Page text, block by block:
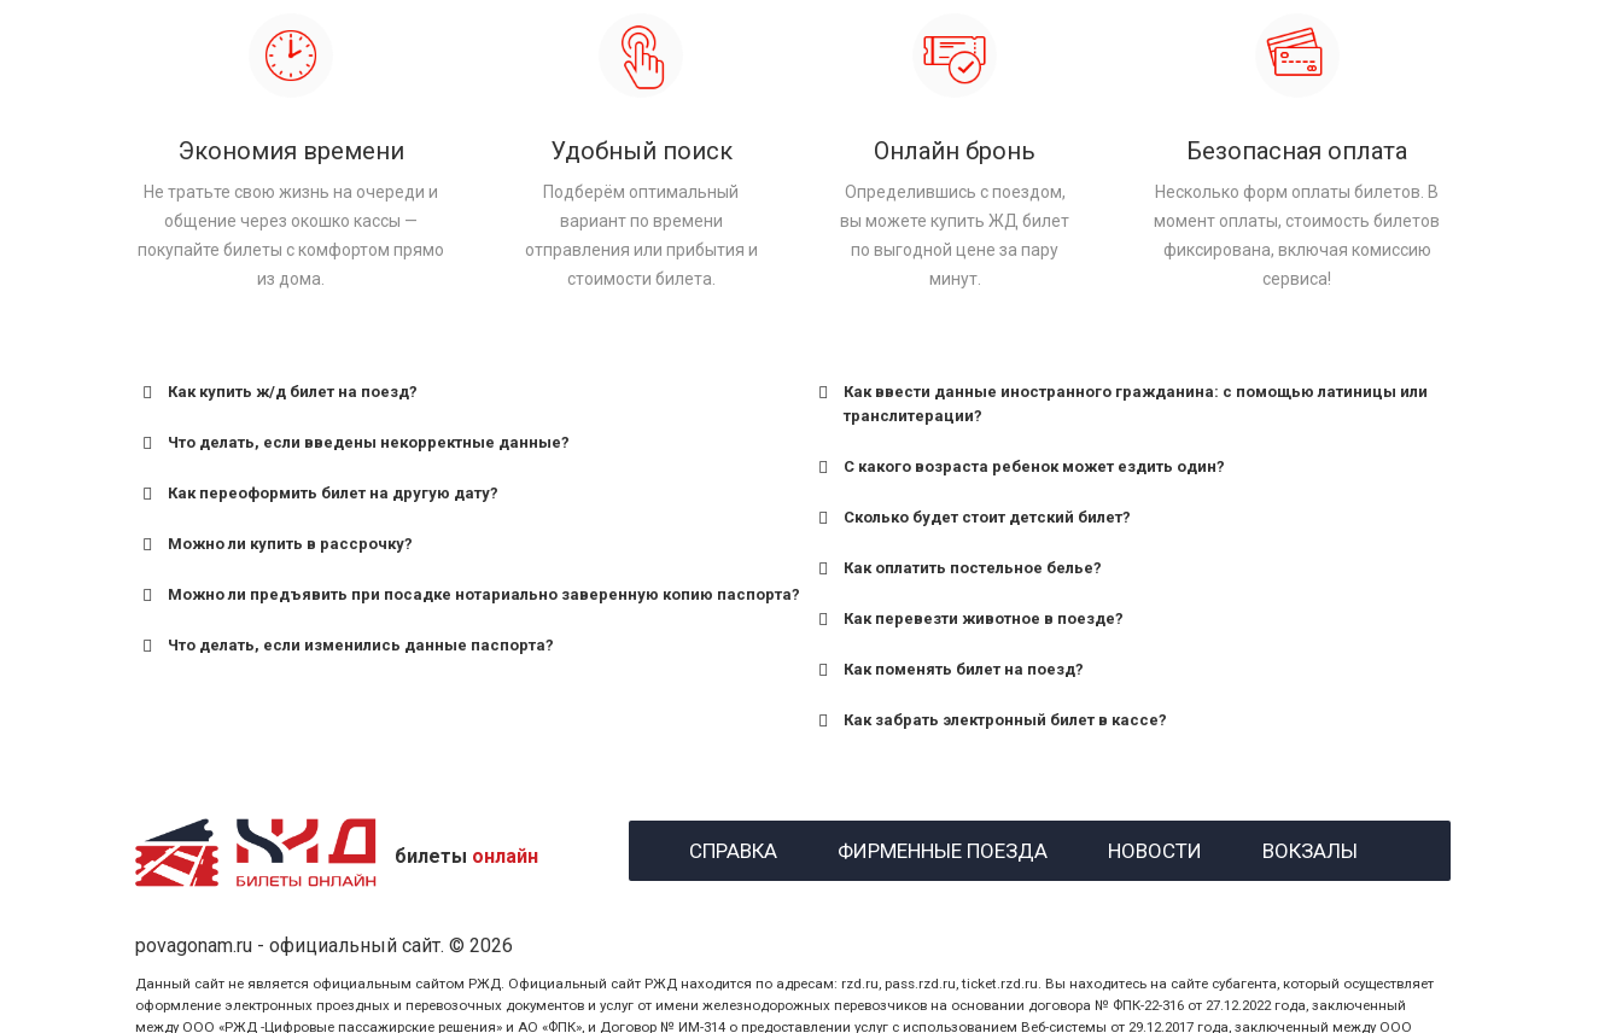
Экономия времени
Не тратьте свою жизнь на очереди и
общение через окошко кассы —
покупайте билеты с комфортом прямо
из дома.
Удобный поиск
Подберём оптимальный
вариант по времени
отправления или прибытия и
стоимости билета.
Онлайн бронь
Определившись с поездом,
вы можете купить ЖД билет
по выгодной цене за пару
минут.
Безопасная оплата
Несколько форм оплаты билетов. В
момент оплаты, стоимость билетов
фиксирована, включая комиссию
сервиса!
Как купить ж/д билет на поезд?
Что делать, если введены некорректные данные?
Как переоформить билет на другую дату?
Можно ли купить в рассрочку?
Можно ли предъявить при посадке нотариально заверенную копию паспорта?
Что делать, если изменились данные паспорта?
Как ввести данные иностранного гражданина: с помощью латиницы или
транслитерации?
С какого возраста ребенок может ездить один?
для поездов дальнего следования — от 10 лет и старше;
Сколько будет стоит детский билет?
Как оплатить постельное белье?
Как перевезти животное в поезде?
Как поменять билет на поезд?
Как забрать электронный билет в кассе?
назвав кассиру 14-значный номер заказа;
билеты онлайн СПРАВКА ФИРМЕННЫЕ ПОЕЗДА НОВОСТИ ВОКЗАЛЫ
povagonam.ru - официальный сайт. © 2026
Данный сайт не является официальным сайтом РЖД. Официальный сайт РЖД находится по адресам: rzd.ru, pass.rzd.ru, ticket.rzd.ru. Вы находитесь на сайте субагента, который осуществляет
оформление электронных проездных и перевозочных документов и услуг от имени железнодорожных перевозчиков на основании договора № ФПК-22-316 от 27.12.2022 года, заключенный
между ООО «РЖД -Цифровые пассажирские решения» и АО «ФПК», и Договор № ИМ-314 о предоставлении услуг с использованием Веб-системы от 29.12.2017 года, заключенный между ООО